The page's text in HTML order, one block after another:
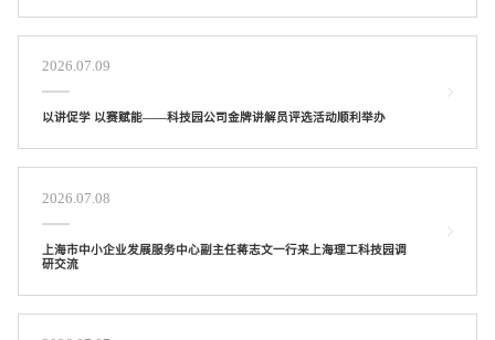
2026.07.09
以讲促学 以赛赋能——科技园公司金牌讲解员评选活动顺利举办
2026.07.08
上海市中小企业发展服务中心副主任蒋志文一行来上海理工科技园调
研交流